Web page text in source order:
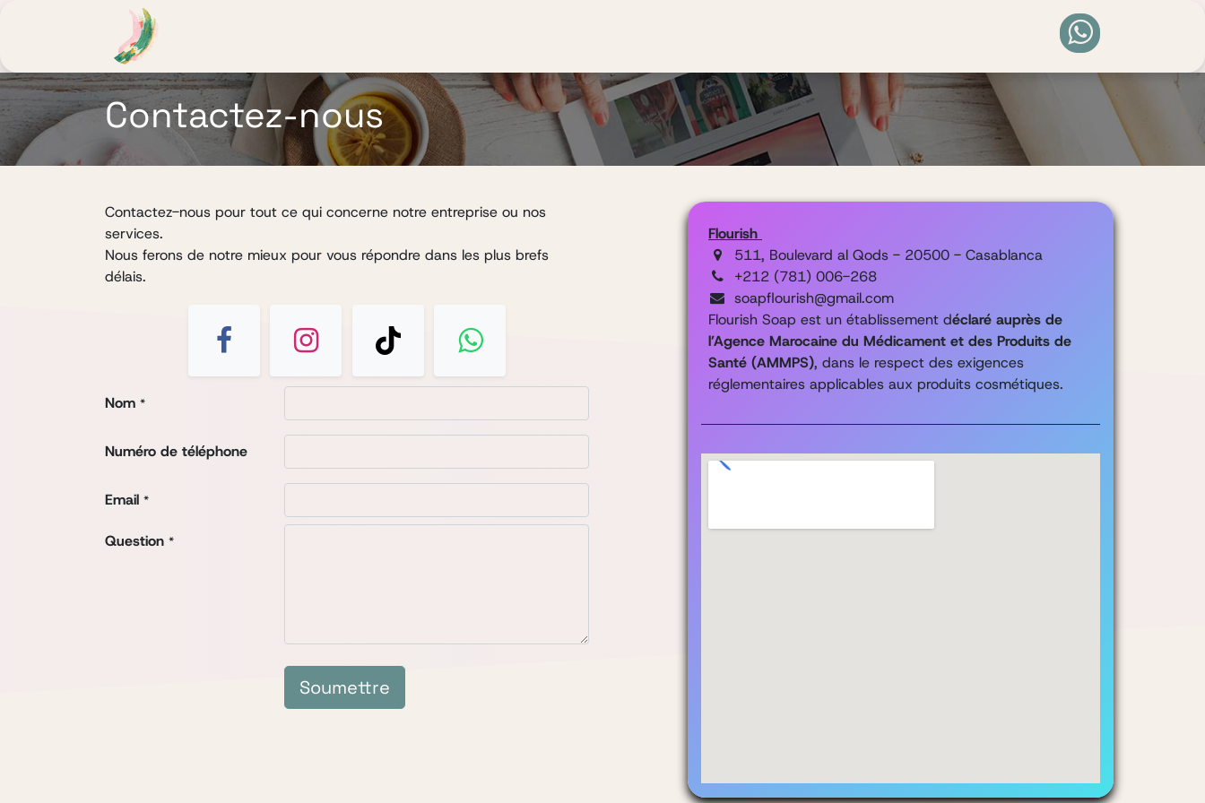
Contactez-nous
Contactez-nous pour tout ce qui concerne notre entreprise ou nos
services.
Nous ferons de notre mieux pour vous répondre dans les plus brefs
délais.
Nom *
Numéro de téléphone
Email *
Question *
Soumettre
Flourish
511, Boulevard al Qods - 20500 - Casablanca
+212 (781) 006-268
soapflourish@gmail.com
Flourish Soap est un établissement déclaré auprès de
l’Agence Marocaine du Médicament et des Produits de
Santé (AMMPS), dans le respect des exigences
réglementaires applicables aux produits cosmétiques.